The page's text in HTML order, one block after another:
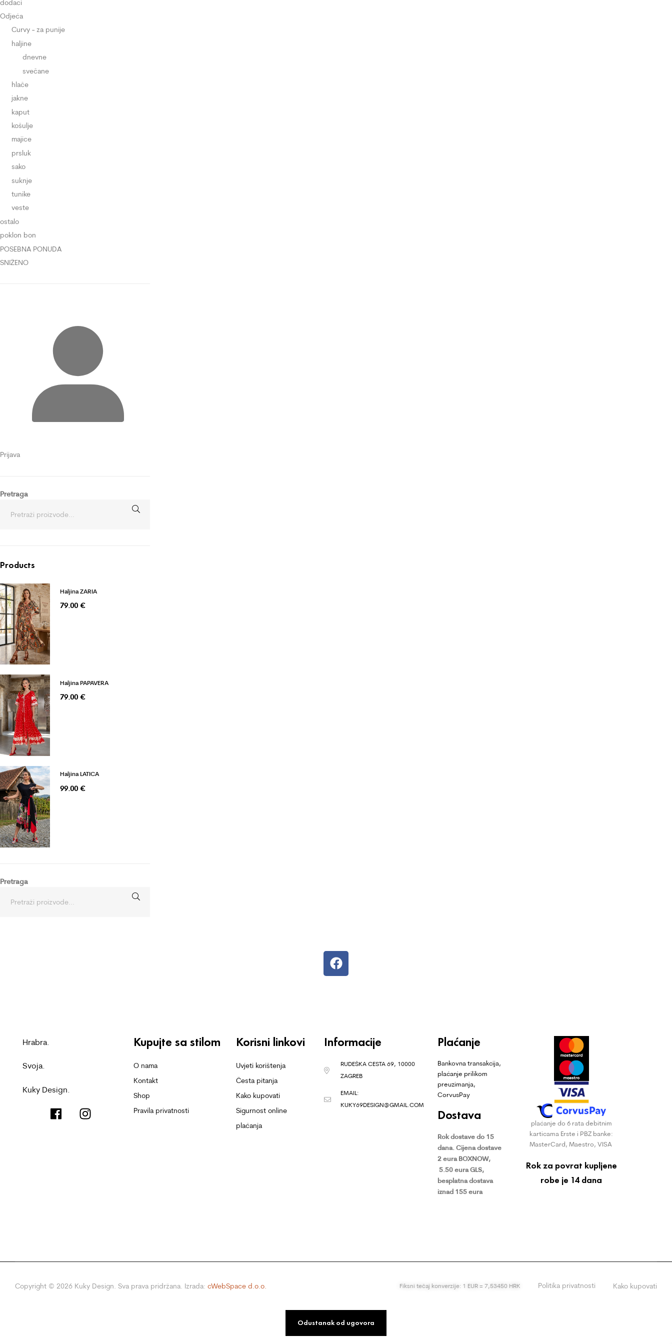
dodaci
Odjeća
Curvy - za punije
haljine
dnevne
svečane
hlače
jakne
kaput
košulje
majice
prsluk
sako
suknje
tunike
veste
ostalo
poklon bon
POSEBNA PONUDA
SNIŽENO
Prijava
Pretraga
Products
Haljina ZARIA
79.00 €
Haljina PAPAVERA
79.00 €
Haljina LATICA
99.00 €
Pretraga
Hrabra.
Svoja.
Kuky Design.
Kupujte sa stilom
O nama
Kontakt
Shop
Pravila privatnosti
Korisni linkovi
Uvjeti korištenja
Česta pitanja
Kako kupovati
Sigurnost online
plaćanja
Informacije
RUDEŠKA CESTA 69, 10000
ZAGREB
EMAIL:
KUKY69DESIGN@GMAIL.COM
Plaćanje
Bankovna transakcija,
plaćanje prilikom
preuzimanja,
CorvusPay
Dostava
Rok dostave do 15
dana. Cijena dostave
2 eura BOXNOW,
5.50 eura GLS,
besplatna dostava
iznad 155 eura
plaćanje do 6 rata debitnim
karticama Erste i PBZ banke:
MasterCard, Maestro, VISA
Rok za povrat kupljene
robe je 14 dana
Copyright © 2026 Kuky Design. Sva prava pridržana. Izrada: cWebSpace d.o.o. Fiksni tečaj konverzije: 1 EUR = 7,53450 HRK Politika privatnosti Kako kupovati
Odustanak od ugovora